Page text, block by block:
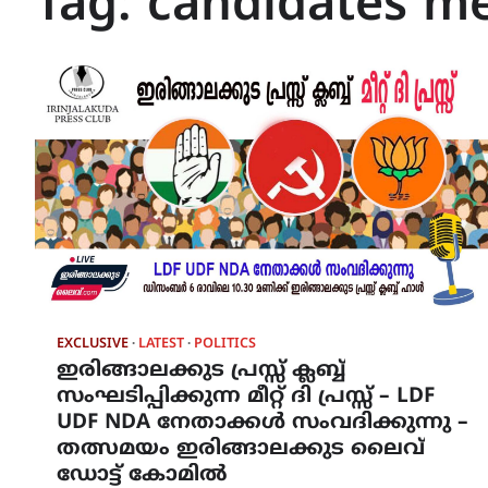
EXCLUSIVE LATEST POLITICS
ഇരിങ്ങാലക്കുട പ്രസ്സ് ക്ലബ്ബ്
സംഘടിപ്പിക്കുന്ന മീറ്റ് ദി പ്രസ്സ് – LDF
UDF NDA നേതാക്കൾ സംവദിക്കുന്നു –
തത്സമയം ഇരിങ്ങാലക്കുട ലൈവ്
ഡോട്ട് കോമിൽ